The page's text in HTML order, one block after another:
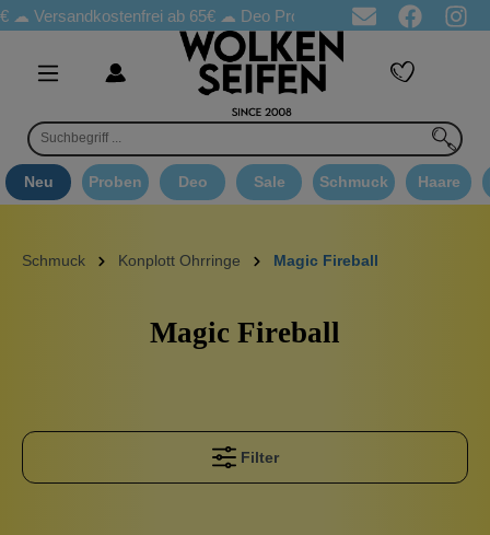
ab 65€☁ Deo Proben in jeder Bestellung ☁
Neu Proben Deo Sale Schmuck Haare
Schmuck Konplott Ohrringe Magic Fireball
Magic Fireball
Filter